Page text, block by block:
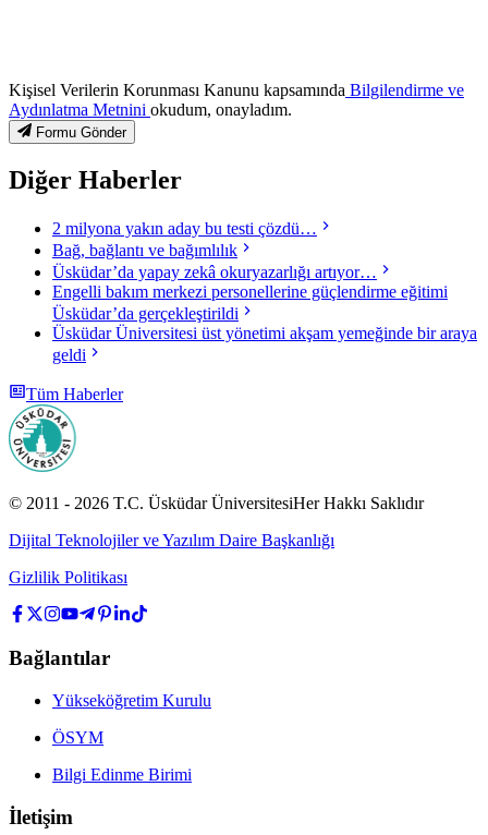
Kişisel Verilerin Korunması Kanunu kapsamında Bilgilendirme ve
Aydınlatma Metnini okudum, onayladım.
Formu Gönder
Diğer Haberler
2 milyona yakın aday bu testi çözdü…
Bağ, bağlantı ve bağımlılık
Üsküdar’da yapay zekâ okuryazarlığı artıyor…
Engelli bakım merkezi personellerine güçlendirme eğitimi
Üsküdar’da gerçekleştirildi
Üsküdar Üniversitesi üst yönetimi akşam yemeğinde bir araya
geldi
Tüm Haberler
© 2011 - 2026 T.C. Üsküdar ÜniversitesiHer Hakkı Saklıdır
Dijital Teknolojiler ve Yazılım Daire Başkanlığı
Gizlilik Politikası
Bağlantılar
Yükseköğretim Kurulu
ÖSYM
Bilgi Edinme Birimi
İletişim